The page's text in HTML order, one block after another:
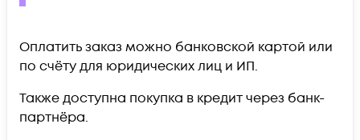
Оплатить заказ можно банковской картой или
по счёту для юридических лиц и ИП.
Также доступна покупка в кредит через банк-
партнёра.